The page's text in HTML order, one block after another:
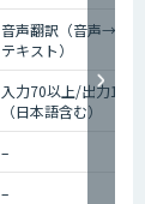
音声翻訳（音声→音
テキスト）
入力70以上/出力13言
（日本語含む）
–
–